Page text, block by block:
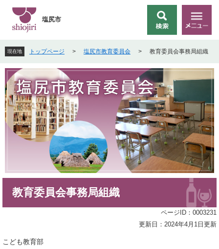
先
頭
で
。
を
飛
ば
て
本
文
へ
索
メ
ニ
ー
塩尻市
現在地 トップページ > 塩尻市教育委員会 > 教育委員会事務局組織
教育委員会事務局組織
ページID：0003231
更新日：2024年4月1日更新
こども教育部